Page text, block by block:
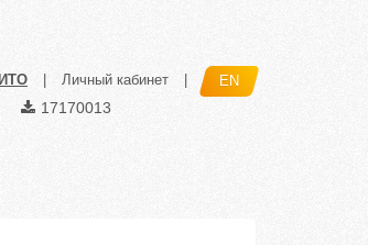
Личный кабинет EN
17170013